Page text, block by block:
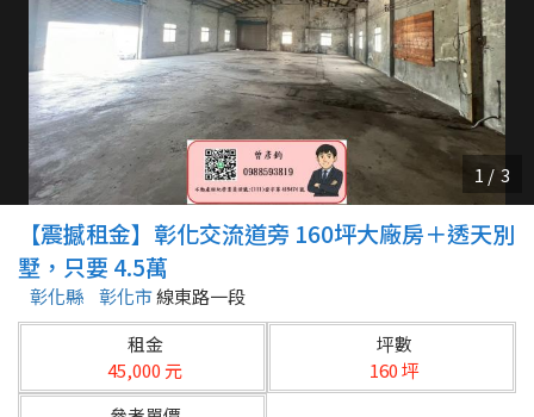
熱門關鍵字
2026 台北降價好屋限量釋出
2026 新北降價好屋限量釋出
2026 台中降價好屋限量釋出
2026 台南降價好屋限量釋出
2026 高雄降價好屋限量釋出
縣市
不限
台北市
基隆市
區域
【震撼租金】彰化交流道旁 160坪大廠房＋透天別
墅，只要 4.5萬
彰化縣 彰化市線東路一段
租金
45,000 元
坪數
160 坪